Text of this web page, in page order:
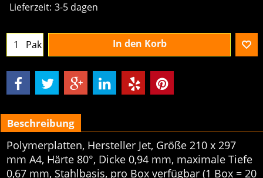
Lieferzeit: 3-5 dagen
Pak In den Korb
Beschreibung
Polymerplatten, Hersteller Jet, Größe 210 x 297
mm A4, Härte 80°, Dicke 0,94 mm, maximale Tiefe
0,67 mm, Stahlbasis, pro Box verfügbar (1 Box = 20